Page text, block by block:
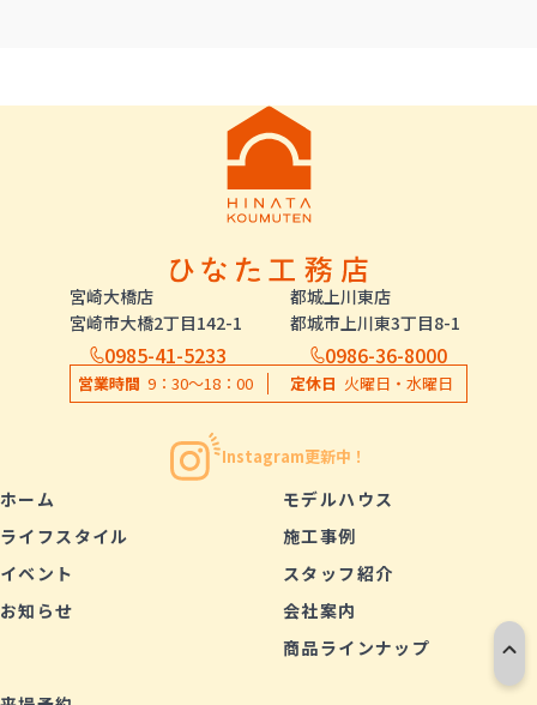
宮崎大橋店
宮崎市大橋2丁目142-1
0985-41-5233
都城上川東店
都城市上川東3丁目8-1
0986-36-8000
営業時間 9：30〜18：00 定休日 火曜日・水曜日
Instagram更新中！
ホーム
ライフスタイル
イベント
お知らせ
モデルハウス
施工事例
スタッフ紹介
会社案内
商品ラインナップ